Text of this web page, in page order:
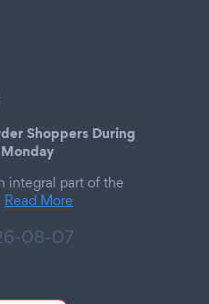
Shoppers During
integral part of the
Read More
08-07